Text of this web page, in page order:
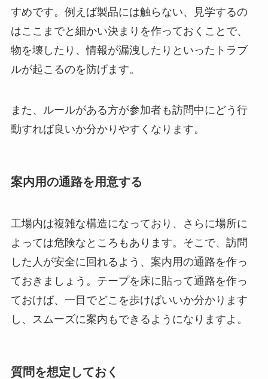
すめです。例えば製品には触らない、見学するの
はここまでと細かい決まりを作っておくことで、
物を壊したり、情報が漏洩したりといったトラブ
ルが起こるのを防げます。
また、ルールがある方が参加者も訪問中にどう行
動すれば良いか分かりやすくなります。
案内用の通路を用意する
工場内は複雑な構造になっており、さらに場所に
よっては危険なところもあります。そこで、訪問
した人が安全に回れるよう、案内用の通路を作っ
ておきましょう。テープを床に貼って通路を作っ
ておけば、一目でどこを歩けばいいか分かります
し、スムーズに案内もできるようになりますよ。
質問を想定しておく